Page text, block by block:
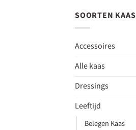
SOORTEN KAAS
Accessoires
Alle kaas
Dressings
Leeftijd
Belegen Kaas